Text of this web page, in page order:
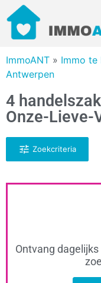
ImmoANT » Immo te
Antwerpen
4
Onze-Lieve-
Zoekcriteria
Ontvang